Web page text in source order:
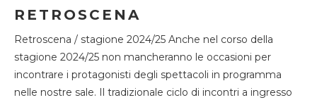
RETROSCENA
Retroscena / stagione 2024/25 Anche nel corso della
stagione 2024/25 non mancheranno le occasioni per
incontrare i protagonisti degli spettacoli in programma
nelle nostre sale. Il tradizionale ciclo di incontri a ingresso